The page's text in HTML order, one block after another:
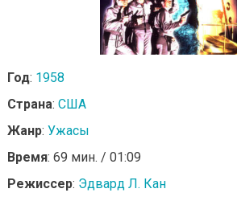
Год: 1958
Страна: США
Жанр: Ужасы
Время: 69 мин. / 01:09
Режиссер: Эдвард Л. Кан